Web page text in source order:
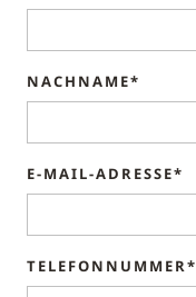
NACHNAME*
E-MAIL-ADRESSE*
TELEFONNUMMER*